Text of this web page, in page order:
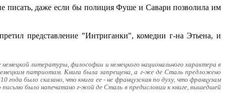
писать, даже если бы полиция Фуше и Савари позволила им
представление "Интриганки", комедии г-на Этьена, и
литературы, философии и немецкого национального характера в
патриотам. Книга была запрещена, а г-же де Сталь предложено
было сказано, что книга ее - не французская по духу, что французам
было напечатано г-жой де Сталь в предисловии к книге, вышедшей